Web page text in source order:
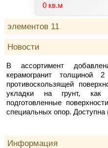
0 кв.м
элементов 11
Новости
В ассортимент
керамогранит толщиной
противоскользящей
укладки на грунт,
подготовленные
специальных опор. Доступна
Информация